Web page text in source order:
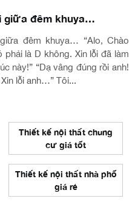
giữa đêm khuya…
đêm khuya… “Alo, Chào
phải là D không. Xin lỗi đã làm
này!” “Dạ vâng đúng rồi anh!
lỗi anh…” Tôi...
Thiết kế nội thất chung
cư giá tốt
Thiết kế nội thất nhà phố
giá rẻ